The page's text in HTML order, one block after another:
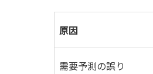
原因
需要予測の誤り